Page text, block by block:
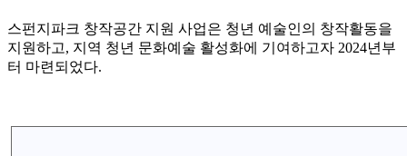
스펀지파크 창작공간 지원 사업은 청년 예술인의 창작활동을
지원하고, 지역 청년 문화예술 활성화에 기여하고자 2024년부
터 마련되었다.